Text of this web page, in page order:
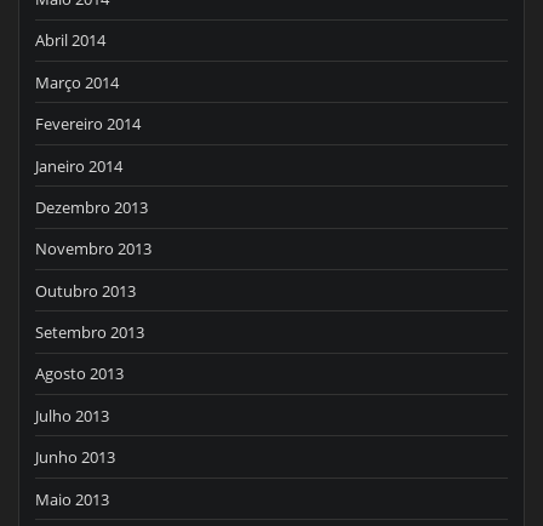
Abril 2014
Março 2014
Fevereiro 2014
Janeiro 2014
Dezembro 2013
Novembro 2013
Outubro 2013
Setembro 2013
Agosto 2013
Julho 2013
Junho 2013
Maio 2013